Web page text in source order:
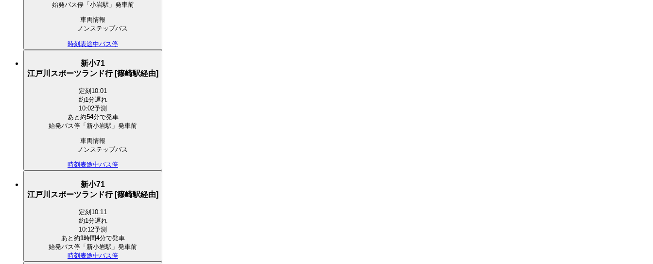
始発バス停「小岩駅」発車前
車両情報
ノンステップバス
時刻表途中バス停
新小71
江戸川スポーツランド行 [篠崎駅経由]
定刻10:01
約1分遅れ
10:02予測
あと約54分で発車
始発バス停「新小岩駅」発車前
車両情報
ノンステップバス
時刻表途中バス停
新小71
江戸川スポーツランド行 [篠崎駅経由]
定刻10:11
約1分遅れ
10:12予測
あと約1時間4分で発車
始発バス停「新小岩駅」発車前
時刻表途中バス停